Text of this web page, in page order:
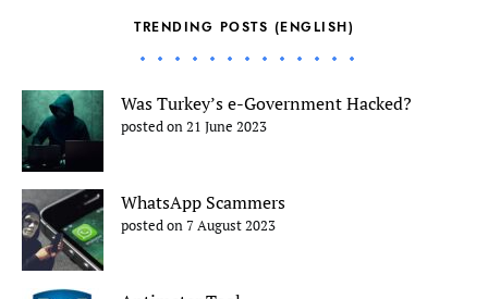
TRENDING POSTS (ENGLISH)
Was Turkey’s e-Government Hacked?
posted on 21 June 2023
WhatsApp Scammers
posted on 7 August 2023